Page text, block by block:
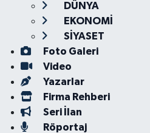
DÜNYA
EKONOMİ
SİYASET
Foto Galeri
Video
Yazarlar
Firma Rehberi
Seri İlan
Röportaj